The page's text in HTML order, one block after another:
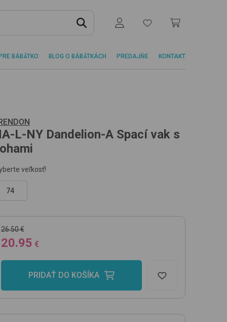
BÁBÄTKO BLOG O BÁBÄTKÁCH PREDAJŇE KONTAKT
L-NY Dandelion-A Spací vak s
veľkosť!
74
26.50 €
20.95 €
PRIDAŤ DO KOŠÍKA